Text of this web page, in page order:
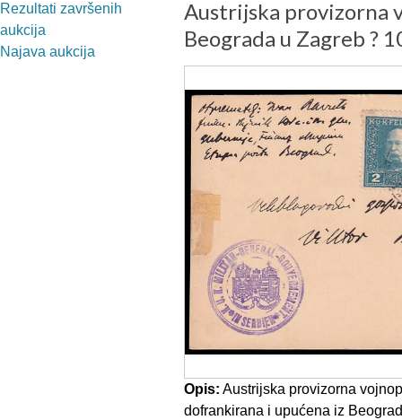
Rezultati završenih
aukcija
Najava aukcija
Austrijska provizorna
Beograda u Zagreb ?
Opis: Austrijska provizorna
dofrankirana i upućena iz